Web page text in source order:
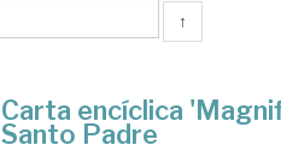
↑
Carta encíclica
Santo Padre